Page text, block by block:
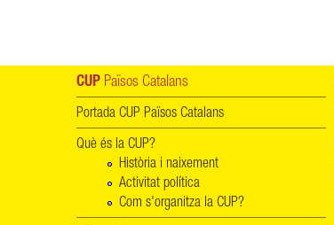
CUP Països Catalans
Portada CUP Països Catalans
Què és la CUP?
Història i naixement
Activitat política
Com s'organitza la CUP?